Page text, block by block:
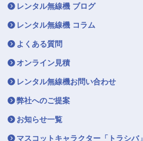
レンタル無線機 ブログ
レンタル無線機 コラム
よくある質問
オンライン見積
レンタル無線機お問い合わせ
弊社へのご提案
お知らせ一覧
マスコットキャラクター「トラシバ」